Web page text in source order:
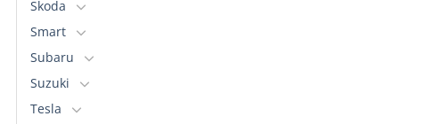
Skoda
Smart
Subaru
Suzuki
Tesla